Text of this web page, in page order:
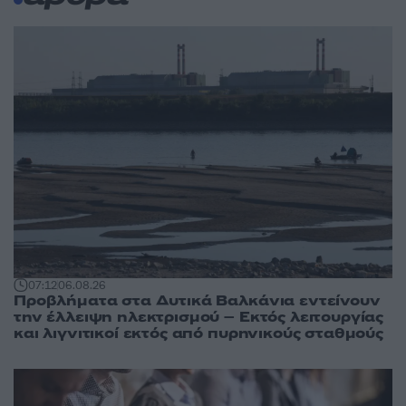
07:1206.08.26
Προβλήματα στα Δυτικά Βαλκάνια εντείνουν
την έλλειψη ηλεκτρισμού – Εκτός λειτουργίας
και λιγνιτικοί εκτός από πυρηνικούς σταθμούς